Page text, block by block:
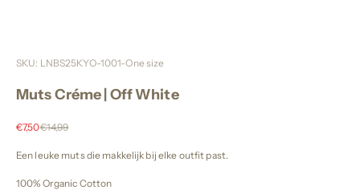
SKU: LNBS25KYO-1001-One size
Muts Créme | Off White
Aanbiedingsprijs
€7,50Normale prijs
€14,99
Een leuke muts die makkelijk bij elke outfit past.
100% Organic Cotton